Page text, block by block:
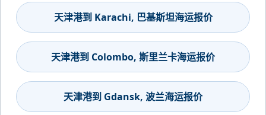
天津港到 Karachi, 巴基斯坦海运报价
天津港到 Colombo, 斯里兰卡海运报价
天津港到 Gdansk, 波兰海运报价